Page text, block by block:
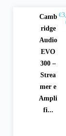
Camb
ridge
Audio
EVO
300 –
Strea
mer e
Ampli
fi...
€